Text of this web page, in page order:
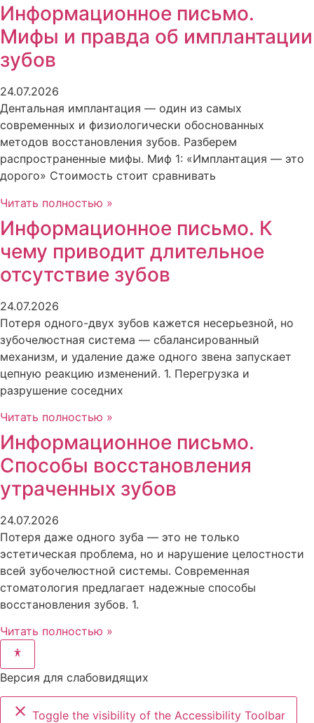
Информационное письмо.
Мифы и правда об имплантации
зубов
24.07.2026
Дентальная имплантация — один из самых
современных и физиологически обоснованных
методов восстановления зубов. Разберем
распространенные мифы. Миф 1: «Имплантация — это
дорого» Стоимость стоит сравнивать
Читать полностью »
Информационное письмо. К
чему приводит длительное
отсутствие зубов
24.07.2026
Потеря одного-двух зубов кажется несерьезной, но
зубочелюстная система — сбалансированный
механизм, и удаление даже одного звена запускает
цепную реакцию изменений. 1. Перегрузка и
разрушение соседних
Читать полностью »
Информационное письмо.
Способы восстановления
утраченных зубов
24.07.2026
Потеря даже одного зуба — это не только
эстетическая проблема, но и нарушение целостности
всей зубочелюстной системы. Современная
стоматология предлагает надежные способы
восстановления зубов. 1.
Читать полностью »
Версия для слабовидящих
close Toggle the visibility of the Accessibility Toolbar